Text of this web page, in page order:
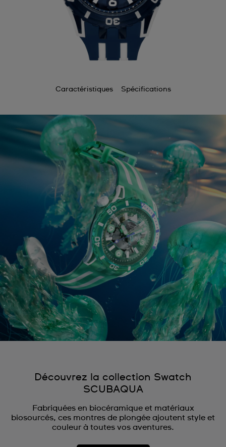
Caractéristiques Spécifications
Découvrez la collection Swatch
SCUBAQUA
Fabriquées en biocéramique et matériaux
biosourcés, ces montres de plongée ajoutent style et
couleur à toutes vos aventures.